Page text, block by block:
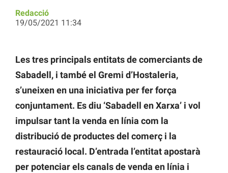
Redacció
19/05/2021 11:34
Les tres principals entitats de comerciants de
Sabadell, i també el Gremi d’Hostaleria,
s’uneixen en una iniciativa per fer força
conjuntament. Es diu ‘Sabadell en Xarxa’ i vol
impulsar tant la venda en línia com la
distribució de productes del comerç i la
restauració local. D’entrada l’entitat apostarà
per potenciar els canals de venda en línia i